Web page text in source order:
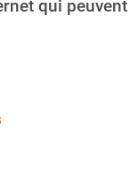
qui peuvent